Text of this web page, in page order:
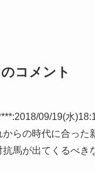
コメント
:2018/09/19(水
からの時代に合っ
抗馬が出てくるべき